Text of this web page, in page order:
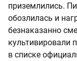
приземлились.
обозлилась и
безнаказанно
культивировали
в списке